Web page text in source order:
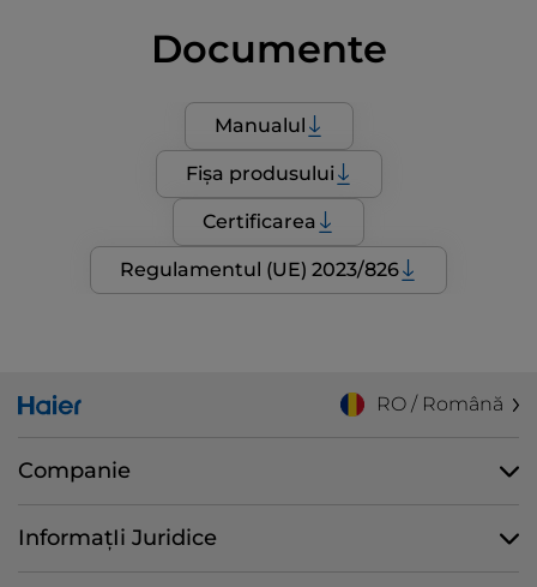
Documente
Manualul
Fișa produsului
Certificarea
Regulamentul (UE) 2023/826
RO / Română
Companie
InformațIi Juridice